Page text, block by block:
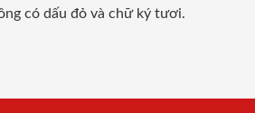
có dấu đỏ và chữ ký tươi.